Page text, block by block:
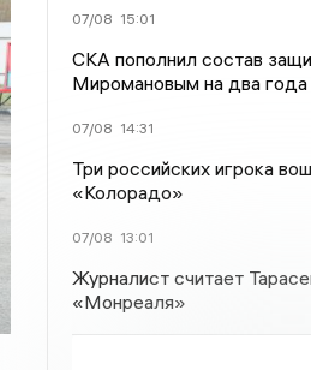
07/08 15:01
СКА пополнил состав
Миромановым на два года
07/08 14:31
Три российских игрока
«Колорадо»
07/08 13:01
Журналист считает
«Монреаля»